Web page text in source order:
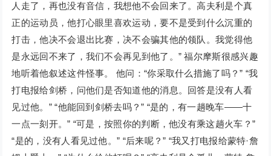
人走了，再也没有音信，我想他不会回来了。高夫利是个真
正的运动员，他打心眼里喜欢运动，要不是受到什么沉重的
打击，他决不会退出比赛，决不会骗其他的领队。我觉得他
是永远回不来了，我们不会再见到他了。” 福尔摩斯很感兴趣
地听着他叙述这件怪事。 他问：“你采取什么措施了吗？” “我
打电报给剑桥，问他们是否知道他的消息。回答是没有人看
见过他。” “他能回到剑桥去吗？” “是的，有一趟晚车——十
一点一刻开。” “可是，按照你的判断，他没有乘这趟火车？”
“是的，没有人看见过他。” “后来呢？” “我又打电报给蒙特·詹